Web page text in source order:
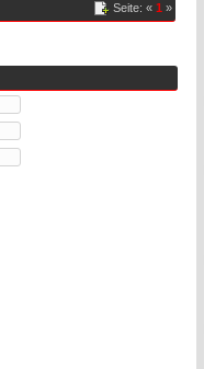
Seite: « 1 »